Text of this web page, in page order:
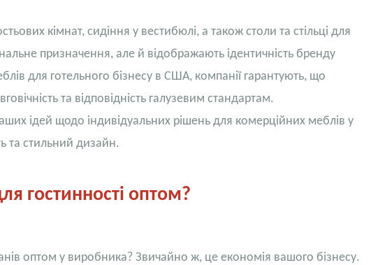
кімнат, сидіння у вестибюлі, а також столи та стільці для
призначення, але й відображають ідентичність бренду
для готельного бізнесу в США, компанії гарантують, що
та відповідність галузевим стандартам.
ідей щодо індивідуальних рішень для комерційних меблів у
та стильний дизайн.
гостинності оптом?
оптом у виробника? Звичайно ж, це економія вашого бізнесу.